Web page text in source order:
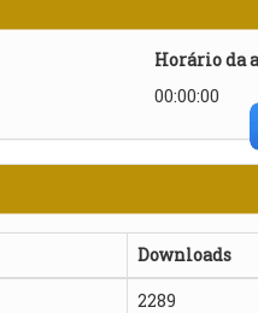
Horário da
00:00:00
Downloads
2289